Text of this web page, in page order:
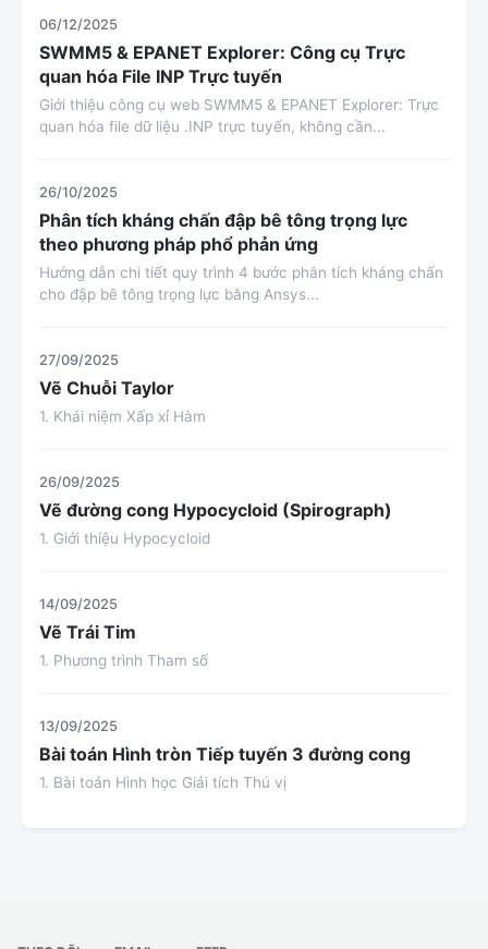
06/12/2025
SWMM5 & EPANET Explorer: Công cụ Trực
quan hóa File INP Trực tuyến
Giới thiệu công cụ web SWMM5 & EPANET Explorer: Trực
quan hóa file dữ liệu .INP trực tuyến, không cần...
26/10/2025
Phân tích kháng chấn đập bê tông trọng lực
theo phương pháp phổ phản ứng
Hướng dẫn chi tiết quy trình 4 bước phân tích kháng chấn
cho đập bê tông trọng lực bằng Ansys...
27/09/2025
Vẽ Chuỗi Taylor
1. Khái niệm Xấp xỉ Hàm
26/09/2025
Vẽ đường cong Hypocycloid (Spirograph)
1. Giới thiệu Hypocycloid
14/09/2025
Vẽ Trái Tim
1. Phương trình Tham số
13/09/2025
Bài toán Hình tròn Tiếp tuyến 3 đường cong
1. Bài toán Hình học Giải tích Thú vị